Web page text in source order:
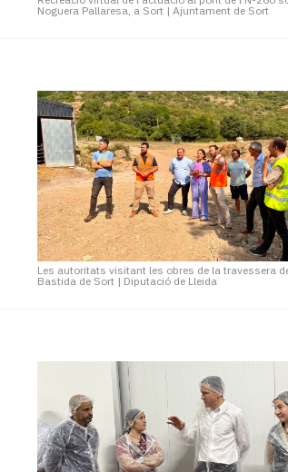
Noguera Pallaresa, a Sort | Ajuntament de Sort
Les autoritats visitant les obres de la travessera
Bastida de Sort | Diputació de Lleida